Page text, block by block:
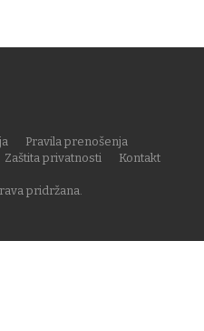
pridržana.
Pravila prenošenja
Zaštita privatnosti
Kontakt